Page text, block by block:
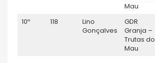
Mau
10º 118
Lino
Gonçalves
GDR
Granja –
Trutas do
Mau